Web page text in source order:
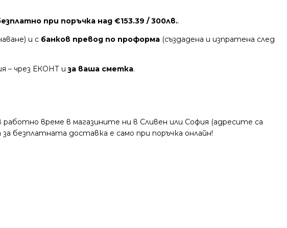
при поръчка над €153.39 / 300лв..
и с банков превод по проформа (създадена и изпратена след
– чрез ЕКОНТ иза ваша сметка.
време в магазините ни в Сливен или София (адресите са
безплатната доставка е само при поръчка онлайн!